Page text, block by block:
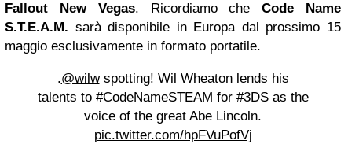
Fallout New Vegas. Ricordiamo cheCode Name
S.T.E.A.M. sarà disponibile in Europa dal prossimo 15
maggio esclusivamente in formato portatile.
.@wilwspotting! Wil Wheaton lends his
talents to #CodeNameSTEAM for #3DS as the
voice of the great Abe Lincoln.
pic.twitter.com/hpFVuPofVj